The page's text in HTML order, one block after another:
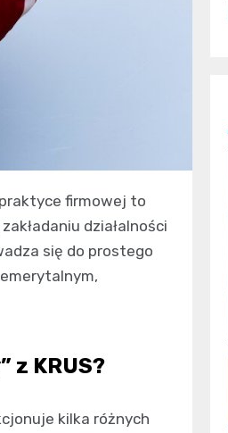
firmowej to
działalności
się do prostego
z KRUS?
kilka różnych